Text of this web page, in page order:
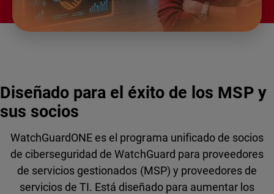
Diseñado para el éxito de los MSP y
sus socios
WatchGuardONE es el programa unificado de socios
de ciberseguridad de WatchGuard para proveedores
de servicios gestionados (MSP) y proveedores de
servicios de TI. Está diseñado para aumentar los